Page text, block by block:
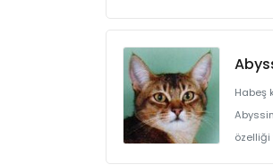
Habeş
özelliği